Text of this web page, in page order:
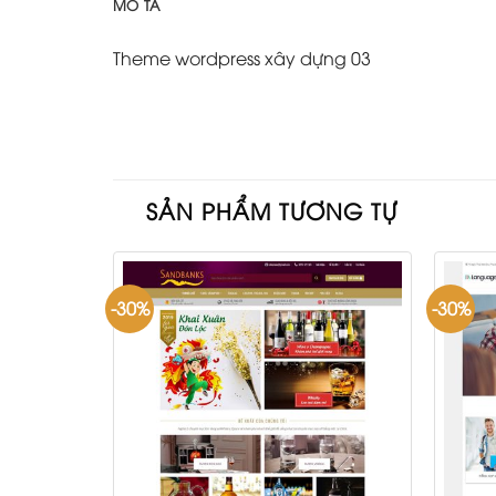
MÔ TẢ
Theme wordpress xây dựng 03
SẢN PHẨM TƯƠNG TỰ
-30% -30%